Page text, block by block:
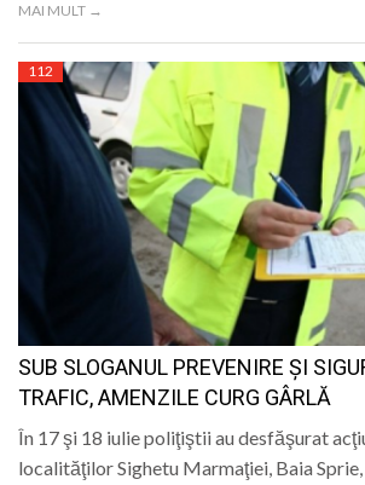
MAI MULT →
112
SUB SLOGANUL PREVENIRE ȘI
TRAFIC, AMENZILE CURG GÂRLĂ
În 17 şi 18 iulie poliţiştii au desfăşurat
localităţilor Sighetu Marmaţiei, Baia